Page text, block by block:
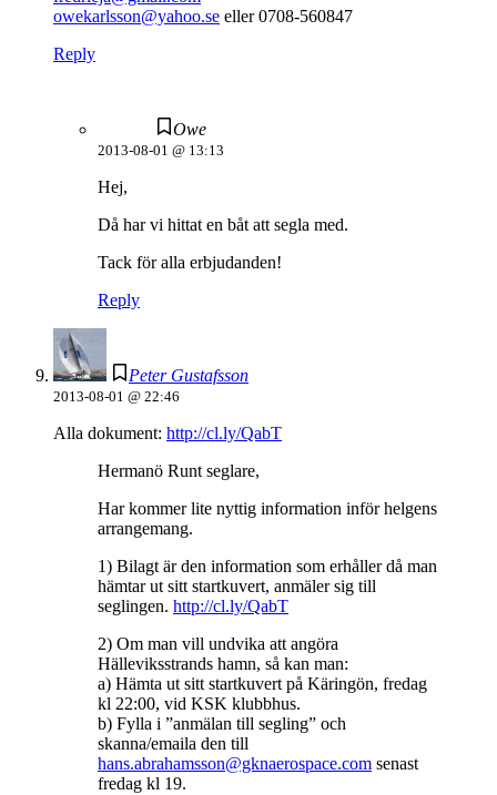
owekarlsson@yahoo.se eller 0708-560847
Reply
Owe
2013-08-01 @ 13:13
Hej,
Då har vi hittat en båt att segla med.
Tack för alla erbjudanden!
Reply
Peter Gustafsson
2013-08-01 @ 22:46
Alla dokument: http://cl.ly/QabT
Hermanö Runt seglare,
Har kommer lite nyttig information inför helgens
arrangemang.
1) Bilagt är den information som erhåller då man
hämtar ut sitt startkuvert, anmäler sig till
seglingen. http://cl.ly/QabT
2) Om man vill undvika att angöra
Hälleviksstrands hamn, så kan man:
a) Hämta ut sitt startkuvert på Käringön, fredag
kl 22:00, vid KSK klubbhus.
b) Fylla i ”anmälan till segling” och
skanna/emaila den till
hans.abrahamsson@gknaerospace.com senast
fredag kl 19.